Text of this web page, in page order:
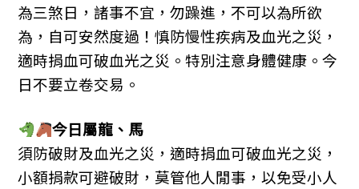
為三煞日，諸事不宜，勿躁進，不可以為所欲
為，自可安然度過！慎防慢性疾病及血光之災，
適時捐血可破血光之災。特別注意身體健康。今
日不要立卷交易。
今日屬龍、 馬
須防破財及血光之災，適時捐血可破血光之災，
小額捐款可避破財，莫管他人閒事，以免受小人